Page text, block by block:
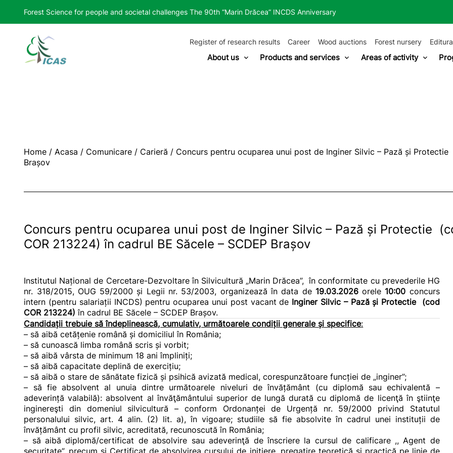
Forest Science for people and societal challenges The 90th “Marin Drăcea” INCDS Anniversary
Register of research results Career Wood auctions Forest nursery
About us Products and services Areas of activity
Home /Acasa / Comunicare / Carieră / Concurs pentru ocuparea unui post de Inginer Silvic – Pază și
Brașov
Concurs pentru ocuparea unui post de Inginer Silvic – Pază și Protectie
COR 213224) în cadrul BE Săcele – SCDEP Brașov
Institutul Național de Cercetare-Dezvoltare în Silvicultură „Marin Drăcea”, în conformitate cu prevederile HG
nr. 318/2015, OUG 59/2000 și Legii nr. 53/2003, organizează în data de 19.03.2026orele 10:00 concurs
intern (pentru salariații INCDS) pentru ocuparea unui post vacant de Inginer Silvic – Pază și Protectie (cod
COR 213224)în cadrul BE Săcele – SCDEP Brașov.
Candidații trebuie să îndeplinească, cumulativ, următoarele condiții generale și specifice:
– să aibă cetățenie română și domiciliul în România;
– să cunoască limba română scris și vorbit;
– să aibă vârsta de minimum 18 ani împliniți;
– să aibă capacitate deplină de exercițiu;
– să aibă o stare de sănătate fizică și psihică avizată medical, corespunzătoare funcției de „inginer”;
– să fie absolvent al unuia dintre următoarele niveluri de învățământ (cu diplomă sau echivalentă –
adeverință valabilă): absolvent al învăţământului superior de lungă durată cu diplomă de licenţă în ştiinţe
inginereşti din domeniul silvicultură – conform Ordonanței de Urgență nr. 59/2000 privind Statutul
personalului silvic, art. 4 alin. (2) lit. a), în vigoare; studiile să fie absolvite în cadrul unei instituții de
învățământ cu profil silvic, acreditată, recunoscută în România;
– să aibă diplomă/certificat de absolvire sau adeverinţă de înscriere la cursul de calificare ,, Agent de
securitate”, precum şi Certificat de absolvirea cursului de inițiere, pregatire teoretică și practică pe linie de